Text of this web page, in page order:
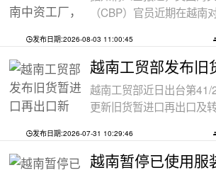
（CBP）官员近期在越南
发布日期:2026-08-03 11:00:45
越南工贸部近日出台第
更新旧货暂进口再出口及
发布日期:2026-07-31 10:29:46